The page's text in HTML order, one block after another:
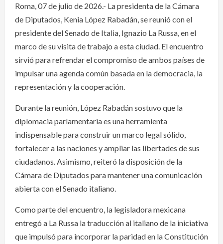
Roma, 07 de julio de 2026.- La presidenta de la Cámara
de Diputados, Kenia López Rabadán, se reunió con el
presidente del Senado de Italia, Ignazio La Russa, en el
marco de su visita de trabajo a esta ciudad. El encuentro
sirvió para refrendar el compromiso de ambos países de
impulsar una agenda común basada en la democracia, la
representación y la cooperación.
Durante la reunión, López Rabadán sostuvo que la
diplomacia parlamentaria es una herramienta
indispensable para construir un marco legal sólido,
fortalecer a las naciones y ampliar las libertades de sus
ciudadanos. Asimismo, reiteró la disposición de la
Cámara de Diputados para mantener una comunicación
abierta con el Senado italiano.
Como parte del encuentro, la legisladora mexicana
entregó a La Russa la traducción al italiano de la iniciativa
que impulsó para incorporar la paridad en la Constitución